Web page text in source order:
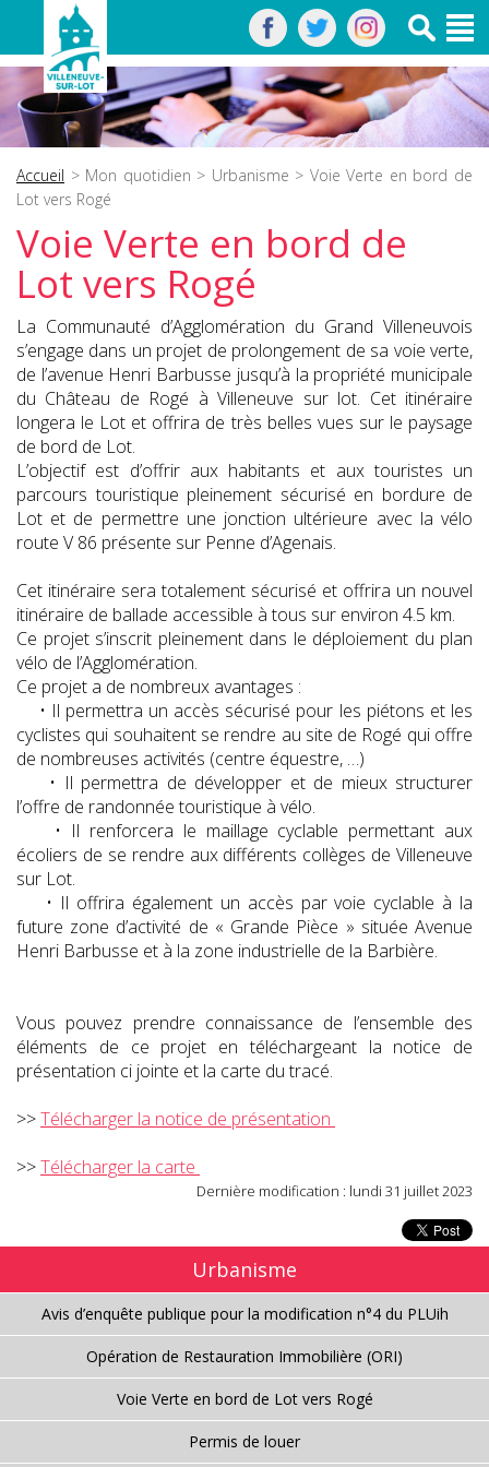
Accueil > Mon quotidien > Urbanisme > Voie Verte en bord de
Lot vers Rogé
Voie Verte en bord de
Lot vers Rogé
La Communauté d’Agglomération du Grand Villeneuvois
s’engage dans un projet de prolongement de sa voie verte,
de l’avenue Henri Barbusse jusqu’à la propriété municipale
du Château de Rogé à Villeneuve sur lot. Cet itinéraire
longera le Lot et offrira de très belles vues sur le paysage
de bord de Lot.
L’objectif est d’offrir aux habitants et aux touristes un
parcours touristique pleinement sécurisé en bordure de
Lot et de permettre une jonction ultérieure avec la vélo
route V 86 présente sur Penne d’Agenais.
Cet itinéraire sera totalement sécurisé et offrira un nouvel
itinéraire de ballade accessible à tous sur environ 4.5 km.
Ce projet s’inscrit pleinement dans le déploiement du plan
vélo de l’Agglomération.
Ce projet a de nombreux avantages :
• Il permettra un accès sécurisé pour les piétons et les
cyclistes qui souhaitent se rendre au site de Rogé qui offre
de nombreuses activités (centre équestre, …)
• Il permettra de développer et de mieux structurer
l’offre de randonnée touristique à vélo.
• Il renforcera le maillage cyclable permettant aux
écoliers de se rendre aux différents collèges de Villeneuve
sur Lot.
• Il offrira également un accès par voie cyclable à la
future zone d’activité de « Grande Pièce » située Avenue
Henri Barbusse et à la zone industrielle de la Barbière.
Vous pouvez prendre connaissance de l’ensemble des
éléments de ce projet en téléchargeant la notice de
présentation ci jointe et la carte du tracé.
>>Télécharger la notice de présentation
>>Télécharger la carte
Dernière modification : lundi 31 juillet 2023
Urbanisme
Avis d’enquête publique pour la modification n°4 du PLUih
Opération de Restauration Immobilière (ORI)
Voie Verte en bord de Lot vers Rogé
Permis de louer